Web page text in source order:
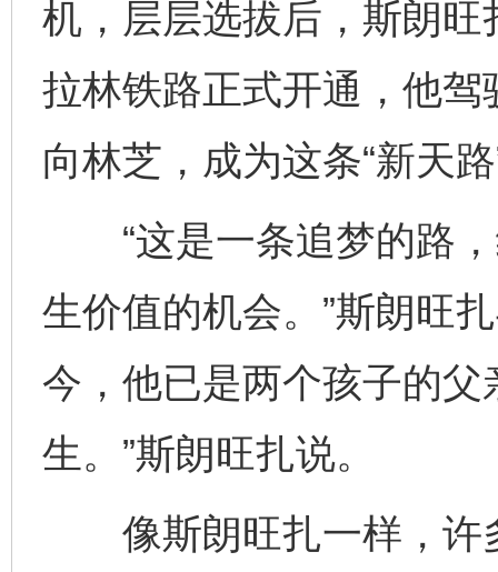
机，层层选拔后，斯朗
拉林铁路正式开通，他
向林芝，成为这条“新天
“这是一条追梦的路，
生价值的机会。”斯朗旺
今，他已是两个孩子的父
生。”斯朗旺扎说。
像斯朗旺扎一样，许